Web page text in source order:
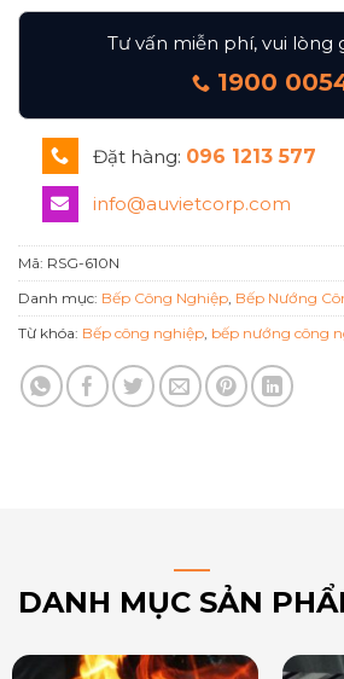
Tư vấn miễn phí, vui lòng
1900
Đặt hàng: 096 1213 577
info@auvietcorp.com
Mã: RSG-610N
Danh mục: Bếp Công Nghiệp, Bếp Nướng
Từ khóa: Bếp công nghiệp, bếp nướng công
DANH MỤC SẢN